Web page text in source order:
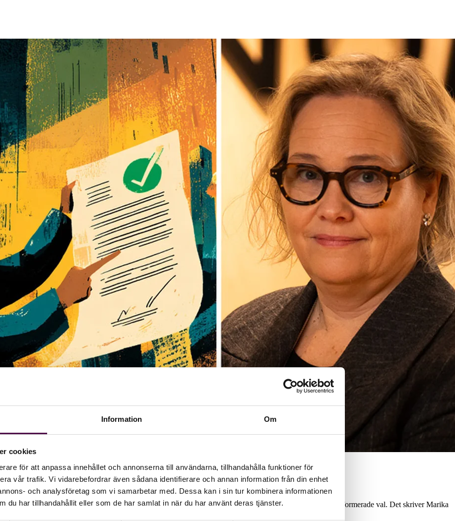
Information Om
cookies
för att anpassa innehållet och annonserna till användarna, tillhandahålla funktioner för
vår trafik. Vi vidarebefordrar även sådana identifierare och annan information från din enhet
och analysföretag som vi samarbetar med. Dessa kan i sin tur kombinera informationen
du har tillhandahållit eller som de har samlat in när du har använt deras tjänster.
behöver auktorisationen bli en kundfråga
krav på auktorisation. Det ställer höga krav på kunderna – men utan att ge rätt förutsättningar för att göra informerade val. Det skriver Marika
FAR:s Strategigrupp Redovisnings- och Lönekonsulter i en debattartikel för Balans.